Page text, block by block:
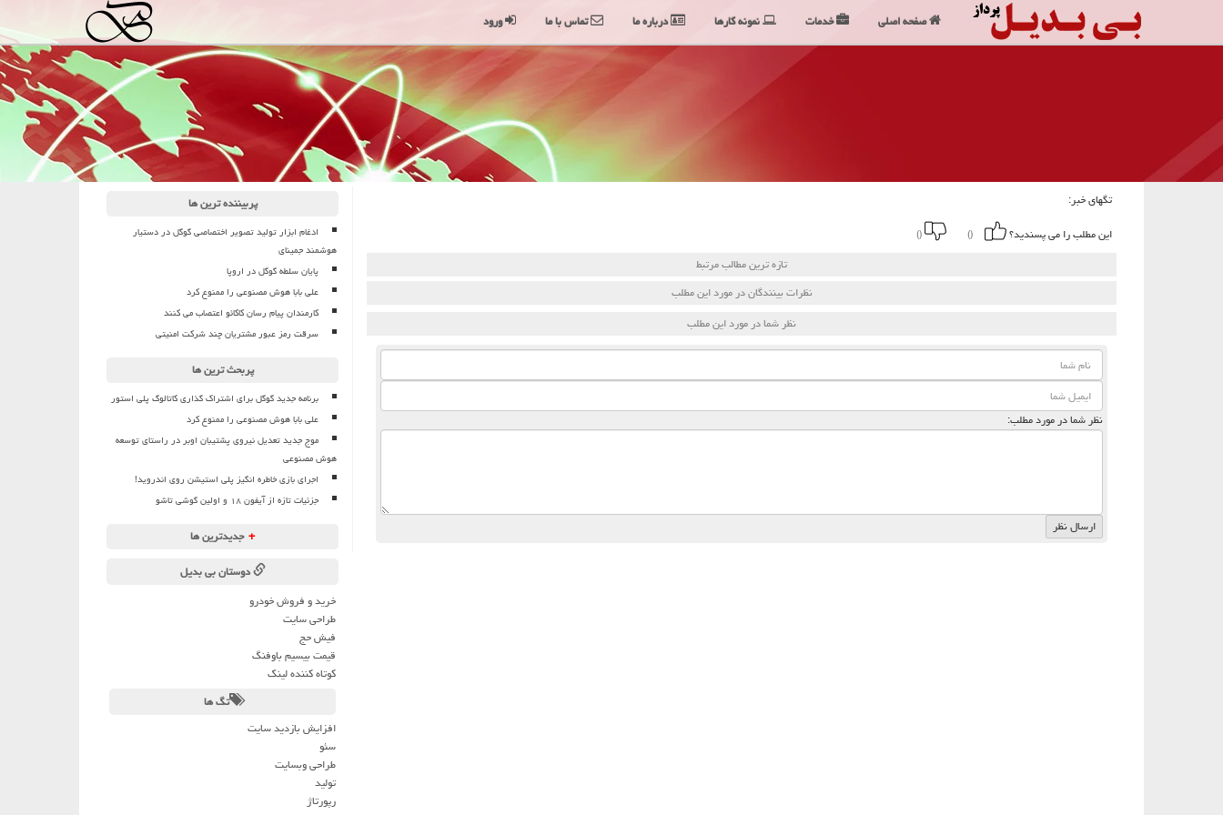
تگهای خبر:
این مطلب را می پسندید؟
()
()
تازه ترین مطالب مرتبط
نظرات بینندگان در مورد این مطلب
نظر شما در مورد این مطلب
نظر شما در مورد مطلب:
پربیننده ترین ها
ادغام ابزار تولید تصویر اختصاصی گوگل در دستیار
هوشمند جمینای
پایان سلطه گوگل در اروپا
علی بابا هوش مصنوعی را ممنوع کرد
کارمندان پیام رسان کاکائو اعتصاب می کنند
سرقت رمز عبور مشتریان چند شرکت امنیتی
پربحث ترین ها
برنامه جدید گوگل برای اشتراک گذاری کاتالوگ پلی استور
علی بابا هوش مصنوعی را ممنوع کرد
موج جدید تعدیل نیروی پشتیبان اوبر در راستای توسعه
هوش مصنوعی
اجرای بازی خاطره انگیز پلی استیشن روی اندروید!
جزئیات تازه از آیفون ۱۸ و اولین گوشی تاشو
+ جدیدترین ها
دوستان بی بدیل
خرید و فروش خودرو
طراحی سایت
فیش حج
قیمت بیسیم باوفنگ
کوتاه کننده لینک
تگ ها
افزایش بازدید سایت
سئو
طراحی وبسایت
تولید
رپورتاژ
صفحه اصلی خدمات نمونه کارها درباره ما تماس با ما ورود